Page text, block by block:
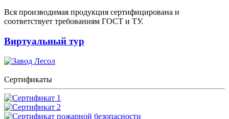
Вся производимая продукция сертифицирована и
соответствует требованиям ГОСТ и ТУ.
Виртуальный тур
Сертификаты